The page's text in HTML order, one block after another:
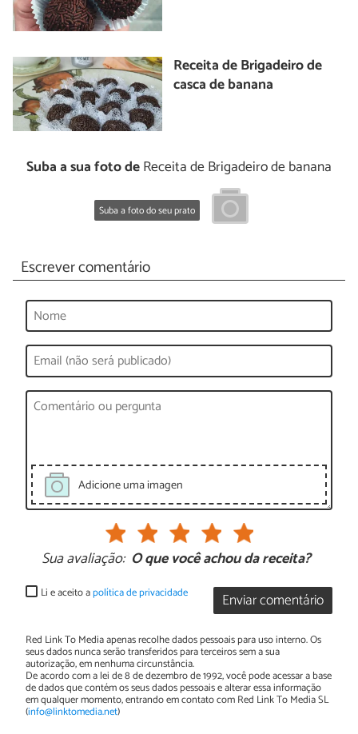
Receita de Brigadeiro de
casca de banana
Suba a sua foto deReceita de Brigadeiro de banana
Suba a foto do seu prato
Escrever comentário
Adicione uma imagen
Sua avaliação: O que você achou da receita?
Enviar comentário
Li e aceito apolítica de privacidade
Red Link To Media apenas recolhe dados pessoais para uso interno. Os
seus dados nunca serão transferidos para terceiros sem a sua
autorização, em nenhuma circunstância.
De acordo com a lei de 8 de dezembro de 1992, você pode acessar a base
de dados que contém os seus dados pessoais e alterar essa informação
em qualquer momento, entrando em contato com Red Link To Media SL
(info@linktomedia.net)